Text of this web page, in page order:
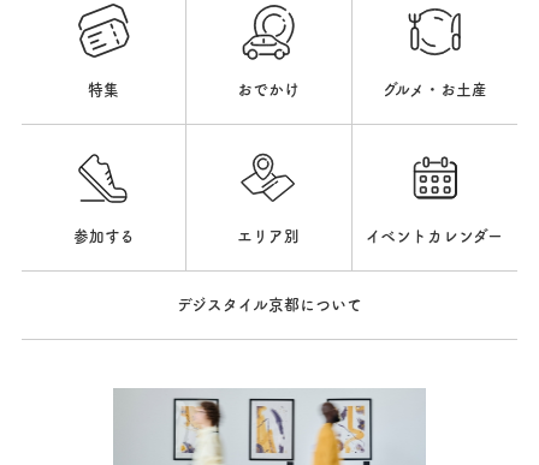
特集 おでかけ グルメ・お土産
参加する エリア別 イベントカレンダー
デジスタイル京都について